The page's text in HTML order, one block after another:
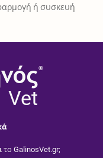
ή συσκευή
®
Vet
το GalinosVet.gr;